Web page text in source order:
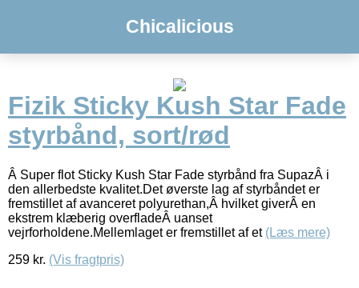
Chicalicious
Fizik Sticky Kush Star Fade
styrbånd, sort/rød
Â Super flot Sticky Kush Star Fade styrbånd fra SupazÂ i
den allerbedste kvalitet.Det øverste lag af styrbåndet er
fremstillet af avanceret polyurethan,Â hvilket giverÂ en
ekstrem klæberig overfladeÂ uanset
vejrforholdene.Mellemlaget er fremstillet af et (Læs mere)
259 kr. (Vis fragtpris)